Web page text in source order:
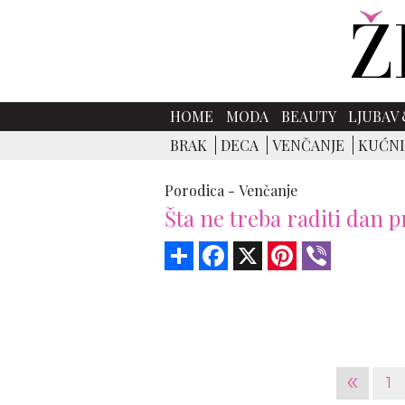
HOME MODA BEAUTY LJUBAV
BRAK
DECA VENČANJE
Porodica - Venčanje
Šta ne treba raditi dan
Share Facebook Pinterest
« 1